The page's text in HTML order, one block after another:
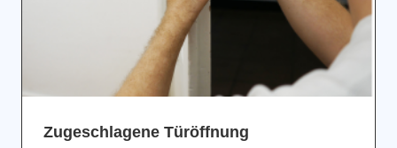
Zugeschlagene Türöffnung